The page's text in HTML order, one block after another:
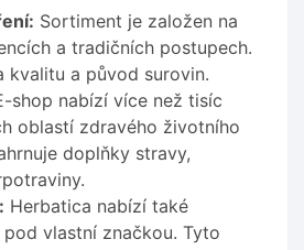
Sortiment je založen na
a tradičních postupech.
kvalitu a původ surovin.
shop nabízí více než tisíc
oblastí zdravého životního
doplňky stravy,
Herbatica nabízí také
vlastní značkou. Tyto